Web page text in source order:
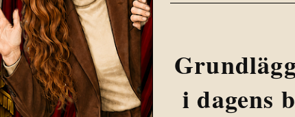
i dagens